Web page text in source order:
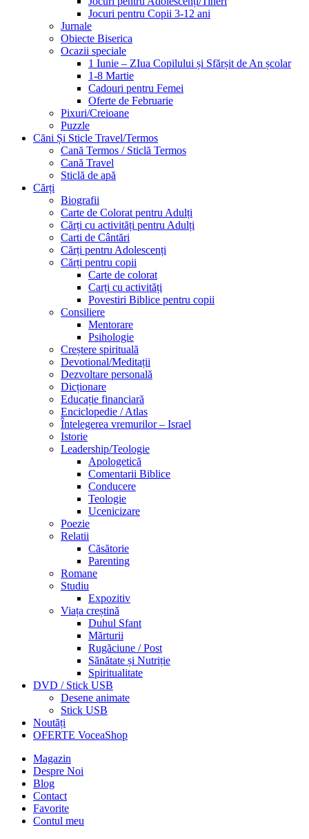
Jocuri pentru Copii 3-12 ani
Jurnale
Obiecte Biserica
Ocazii speciale
1 Iunie – ZIua Copilului și Sfărșit de An școlar
1-8 Martie
Cadouri pentru Femei
Oferte de Februarie
Pixuri/Creioane
Puzzle
Căni Și Sticle Travel/Termos
Cană Termos / Sticlă Termos
Cană Travel
Sticlă de apă
Cărți
Biografii
Carte de Colorat pentru Adulți
Cărți cu activități pentru Adulți
Carti de Cântări
Cărți pentru Adolescenți
Cărți pentru copii
Carte de colorat
Carți cu activități
Povestiri Biblice pentru copii
Consiliere
Mentorare
Psihologie
Creștere spirituală
Devotional/Meditații
Dezvoltare personală
Dicționare
Educație financiară
Enciclopedie / Atlas
Întelegerea vremurilor – Israel
Istorie
Leadership/Teologie
Apologetică
Comentarii Biblice
Conducere
Teologie
Ucenicizare
Poezie
Relatii
Căsătorie
Parenting
Romane
Studiu
Expozitiv
Viața creștină
Duhul Sfant
Mărturii
Rugăciune / Post
Sănătate și Nutriție
Spiritualitate
DVD / Stick USB
Desene animate
Stick USB
Noutăți
OFERTE VoceaShop
Magazin
Despre Noi
Blog
Contact
Favorite
Contul meu